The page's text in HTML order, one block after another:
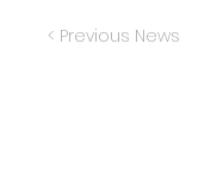
< Previous News